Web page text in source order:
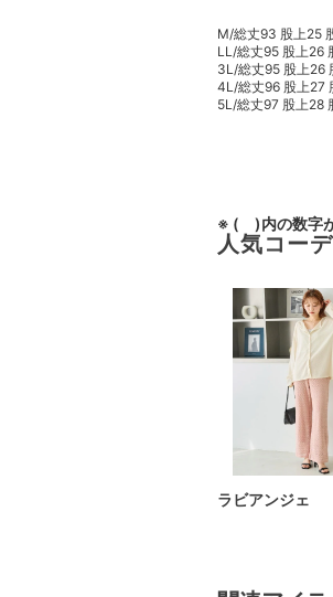
M/総丈93 股上25
LL/総丈95 股上26
3L/総丈95 股上26
4L/総丈96 股上27
5L/総丈97 股上28
※ ( )内の数字が
人気コー
ラビアンジェ